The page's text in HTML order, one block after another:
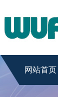
网站首页